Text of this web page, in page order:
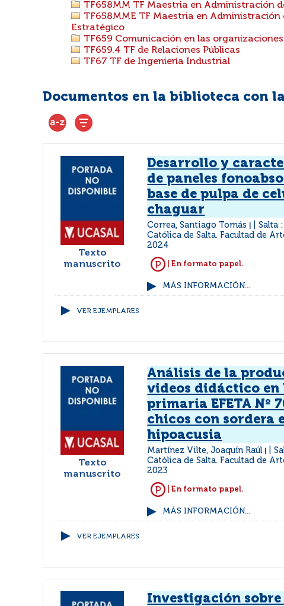
TF658MM TF Maestria en Administración
TF658MME TF Maestria en
Estratégico
TF659 Comunicación en las
TF659.4 TF de Relaciones Públicas
TF67 TF de Ingeniería Industrial
Documentos en la biblioteca con
Texto
manuscrito
Desarrollo y
de paneles
base de pulpa de
chaguar
Correa, Santiago Tomás
Salta
Católica de Salta. Facultad de
2024
| En formato papel.
MÁS INFORMACIÓN...
VER EJEMPLARES
Texto
manuscrito
Análisis de la
videos didáctico en
primaria EFETA Nº
chicos con sordera
hipoacusia
Martínez Vilte, Joaquín Raúl
Católica de Salta. Facultad de
2023
| En formato papel.
MÁS INFORMACIÓN...
VER EJEMPLARES
Investigación sobre